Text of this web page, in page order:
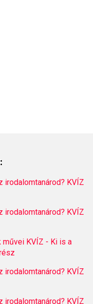
irodalomtanárod? KVÍZ
irodalomtanárod? KVÍZ
művei KVÍZ - Ki is a
irodalomtanárod? KVÍZ
irodalomtanárod? KVÍZ